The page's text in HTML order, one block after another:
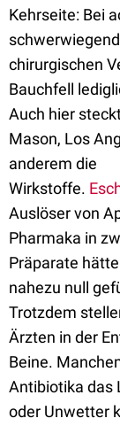
Kehrseite: Bei
chirurgischen
Bauchfell
Auch hier
Mason, Los
anderem die
Wirkstoffe.
Auslöser von
Pharmaka in
Präparate
nahezu null
Trotzdem
Ärzten in der
Beine.
Antibiotika das
oder Unwetter